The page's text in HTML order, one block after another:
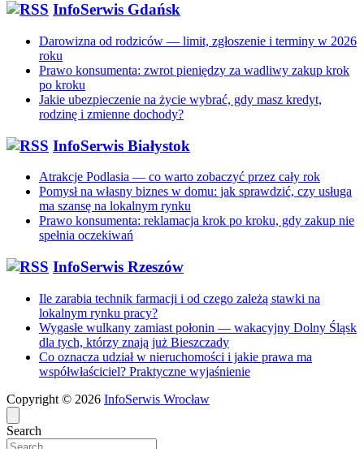
InfoSerwis Gdańsk
Darowizna od rodziców — limit, zgłoszenie i terminy w 2026
roku
Prawo konsumenta: zwrot pieniędzy za wadliwy zakup krok
po kroku
Jakie ubezpieczenie na życie wybrać, gdy masz kredyt,
rodzinę i zmienne dochody?
InfoSerwis Białystok
Atrakcje Podlasia — co warto zobaczyć przez cały rok
Pomysł na własny biznes w domu: jak sprawdzić, czy usługa
ma szansę na lokalnym rynku
Prawo konsumenta: reklamacja krok po kroku, gdy zakup nie
spełnia oczekiwań
InfoSerwis Rzeszów
Ile zarabia technik farmacji i od czego zależą stawki na
lokalnym rynku pracy?
Wygasłe wulkany zamiast połonin — wakacyjny Dolny Śląsk
dla tych, którzy znają już Bieszczady
Co oznacza udział w nieruchomości i jakie prawa ma
współwłaściciel? Praktyczne wyjaśnienie
Copyright © 2026 InfoSerwis Wrocław
Search